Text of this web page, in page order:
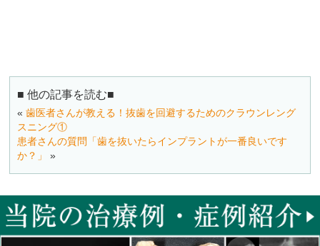
■ 他の記事を読む■
«歯医者さんが教える！抜歯を回避するためのクラウンレング
スニング①
患者さんの質問「歯を抜いたらインプラントが一番良いです
か？」
»